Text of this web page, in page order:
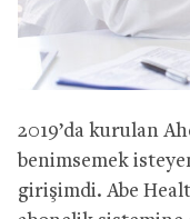
2019’da kurulan
benimsemek
girişimdi. Abe